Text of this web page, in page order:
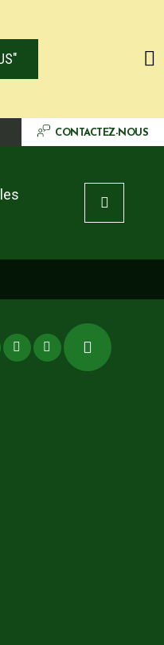
CONTACTEZ-NOUS